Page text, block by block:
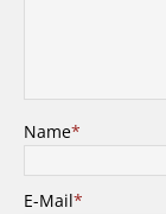
Name*
E-Mail*